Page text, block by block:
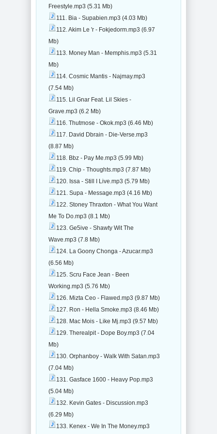
Freestyle.mp3 (5.31 Mb)
111. Bia - Supabien.mp3 (4.03 Mb)
112. Akim Le 'r - Fokjedorm.mp3 (6.97
Mb)
113. Money Man - Memphis.mp3 (5.31
Mb)
114. Cosmic Mantis - Najmay.mp3
(7.54 Mb)
115. Lil Gnar Feat. Lil Skies -
Grave.mp3 (6.2 Mb)
116. Thutmose - Okok.mp3 (6.46 Mb)
117. David Dbrain - Die-Verse.mp3
(8.87 Mb)
118. Bbz - Pay Me.mp3 (5.99 Mb)
119. Chip - Thoughts.mp3 (7.87 Mb)
120. Issa - Still I Live.mp3 (5.79 Mb)
121. Supa - Message.mp3 (4.16 Mb)
122. Stoney Thraxton - What You Want
Me To Do.mp3 (8.1 Mb)
123. Ge5ive - Shawty Wit The
Wave.mp3 (7.8 Mb)
124. La Goony Chonga - Azucar.mp3
(6.56 Mb)
125. Scru Face Jean - Been
Working.mp3 (5.76 Mb)
126. Mizta Ceo - Flawed.mp3 (9.87 Mb)
127. Ron - Hella Smoke.mp3 (8.46 Mb)
128. Mac Mois - Like Mj.mp3 (9.57 Mb)
129. Therealpit - Dope Boy.mp3 (7.04
Mb)
130. Orphanboy - Walk With Satan.mp3
(7.04 Mb)
131. Gasface 1600 - Heavy Pop.mp3
(5.04 Mb)
132. Kevin Gates - Discussion.mp3
(6.29 Mb)
133. Kenex - We In The Money.mp3